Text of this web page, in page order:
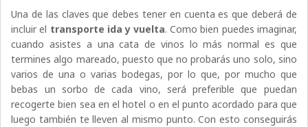
Una de las claves que debes tener en cuenta es que deberá de
incluir el transporte ida y vuelta. Como bien puedes imaginar,
cuando asistes a una cata de vinos lo más normal es que
termines algo mareado, puesto que no probarás uno solo, sino
varios de una o varias bodegas, por lo que, por mucho que
bebas un sorbo de cada vino, será preferible que puedan
recogerte bien sea en el hotel o en el punto acordado para que
luego también te lleven al mismo punto. Con esto conseguirás